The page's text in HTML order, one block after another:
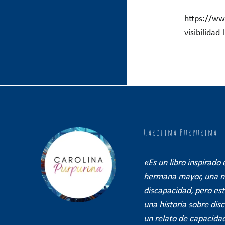
https://
Carolina Purpurina
«Es un libro inspirado
hermana mayor, una
discapacidad, pero
una historia sobre
un relato de